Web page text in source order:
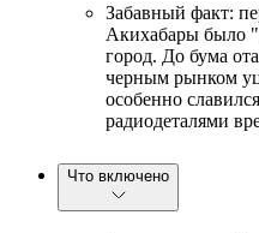
Забавный факт:
Акихабары было
город. До бума
черным рынком
особенно
радиодеталями
Что включено